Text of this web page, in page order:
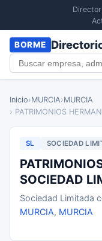
BORME
Inicio›MURCIA›MURCIA
› PATRIMONIOS
SL SOCIEDAD
SOCIEDAD
Sociedad Limitada
MURCIA, MURCIA